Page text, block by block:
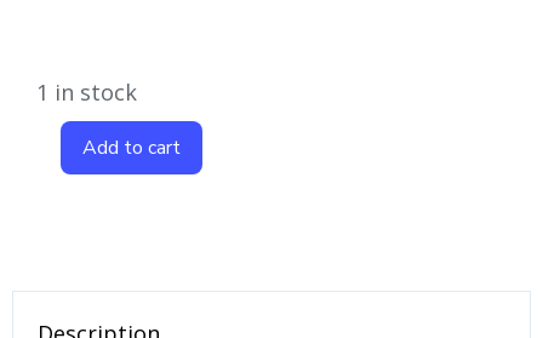
1 in stock
Add to cart